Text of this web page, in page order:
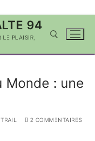
94
LE PLAISIR,
Monde : une
TRAIL 2 COMMENTAIRES